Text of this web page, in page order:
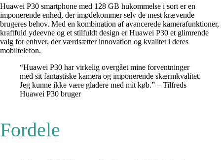
Huawei P30 smartphone med 128 GB hukommelse i sort er en
imponerende enhed, der imødekommer selv de mest krævende
brugeres behov. Med en kombination af avancerede kamerafunktioner,
kraftfuld ydeevne og et stilfuldt design er Huawei P30 et glimrende
valg for enhver, der værdsætter innovation og kvalitet i deres
mobiltelefon.
“Huawei P30 har virkelig overgået mine forventninger
med sit fantastiske kamera og imponerende skærmkvalitet.
Jeg kunne ikke være gladere med mit køb.” – Tilfreds
Huawei P30 bruger
Fordele